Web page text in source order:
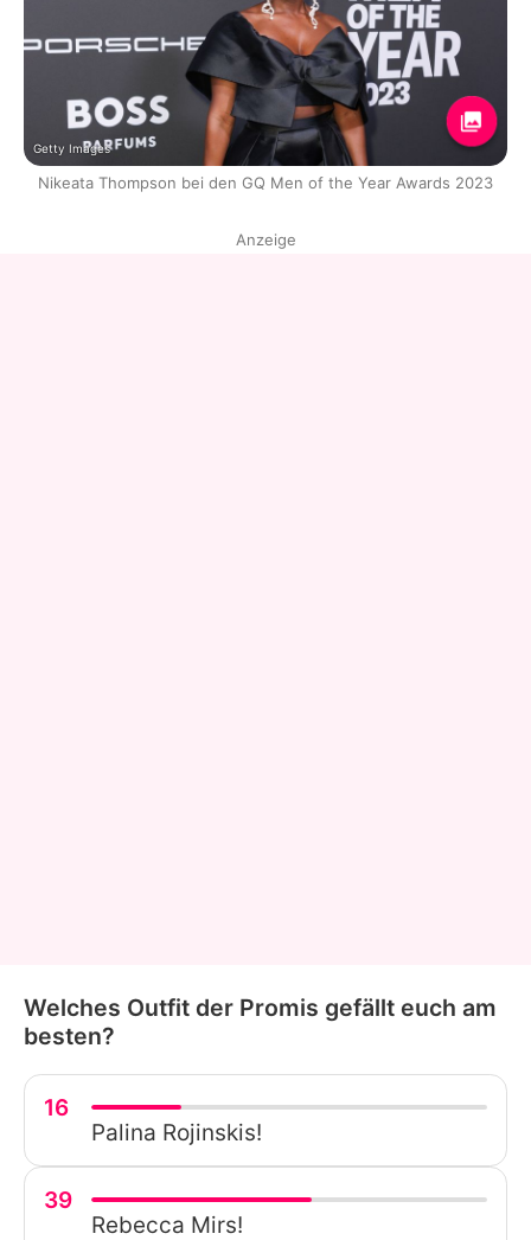
Getty Images
Nikeata Thompson bei den GQ Men of the Year Awards 2023
Anzeige
Welches Outfit der Promis gefällt euch am
besten?
16
Palina Rojinskis!
39
Rebecca Mirs!